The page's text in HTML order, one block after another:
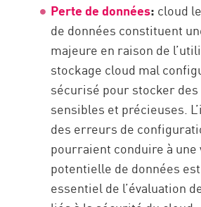
Perte de données: cloud
de données constituent
majeure en raison de
stockage cloud mal
sécurisé pour stocker des
sensibles et précieuses.
des erreurs de
pourraient conduire à une
potentielle de données
essentiel de l’évaluation